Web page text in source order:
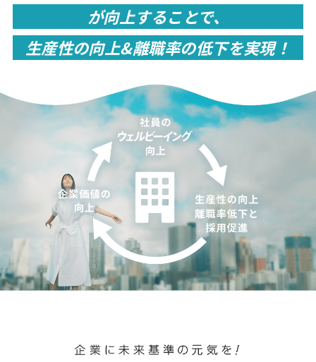
が向上することで、
生産性の向上&離職率の低下を実現！